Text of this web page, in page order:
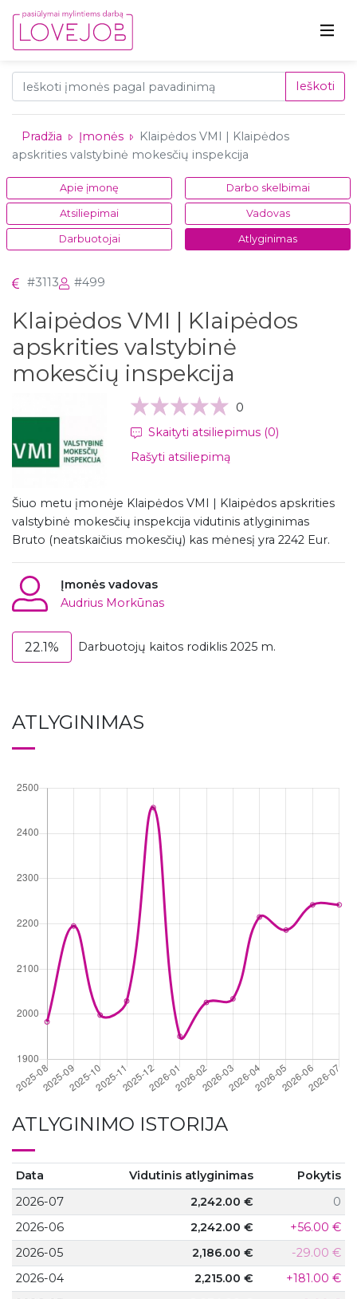
Ieškoti
Pradžia Įmonės
Klaipėdos VMI | Klaipėdos
apskrities valstybinė mokesčių inspekcija
Apie įmonę Darbo skelbimai
Atsiliepimai Vadovas
Darbuotojai Atlyginimas
#3113 #499
Klaipėdos VMI | Klaipėdos
apskrities valstybinė
mokesčių inspekcija
0
Skaityti atsiliepimus (0)
Rašyti atsiliepimą
Šiuo metu įmonėje Klaipėdos VMI | Klaipėdos apskrities
valstybinė mokesčių inspekcija vidutinis atlyginimas
Bruto (neatskaičius mokesčių) kas mėnesį yra 2242 Eur.
Įmonės vadovas
Audrius Morkūnas
22.1% Darbuotojų kaitos rodiklis 2025 m.
ATLYGINIMAS
ATLYGINIMO ISTORIJA
Data Vidutinis atlyginimas
Pokytis
2026-07
2,242.00 €
0
2026-06
2,242.00 €
+56.00 €
2026-05
2,186.00 €
-29.00 €
2026-04
2,215.00 €
+181.00 €